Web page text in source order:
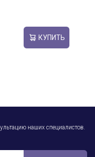
КУПИТЬ
наших специалистов.